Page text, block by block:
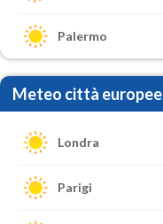
Palermo
Meteo città europee
Londra
Parigi